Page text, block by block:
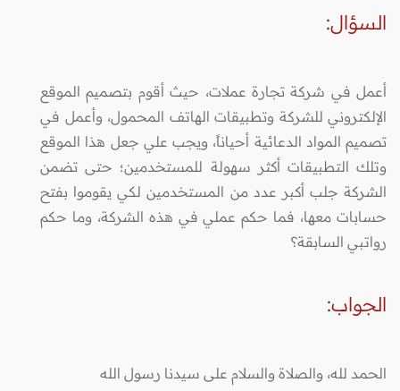
السؤال:
أعمل في شركة تجارة عملات، حيث أقوم بتصميم الموقع
الإلكتروني للشركة وتطبيقات الهاتف المحمول، وأعمل في
تصميم المواد الدعائية أحياناً، ويجب علي جعل هذا الموقع
وتلك التطبيقات أكثر سهولة للمستخدمين؛ حتى تضمن
الشركة جلب أكبر عدد من المستخدمين لكي يقوموا بفتح
حسابات معها، فما حكم عملي في هذه الشركة، وما حكم
رواتبي السابقة؟
الجواب:
الحمد لله، والصلاة والسلام على سيدنا رسول الله